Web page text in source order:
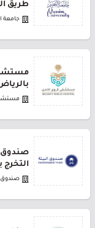
طريق
جامعة
صندوق
التخرج
صندوق